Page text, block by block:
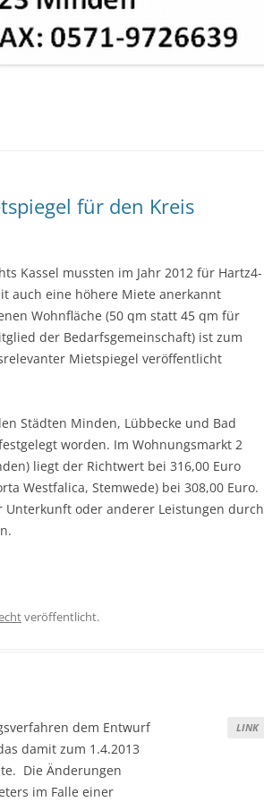
für den Kreis
Kassel mussten im Jahr 2012 für Hartz4-
auch eine höhere Miete anerkannt
Wohnfläche (50 qm statt 45 qm für
der Bedarfsgemeinschaft) ist zum
Mietspiegel veröffentlicht
Städten Minden, Lübbecke und Bad
worden. Im Wohnungsmarkt 2
liegt der Richtwert bei 316,00 Euro
Westfalica, Stemwede) bei 308,00 Euro.
Unterkunft oder anderer Leistungen durch
veröffentlicht.
LINK
dem Entwurf
damit zum 1.4.2013
Die Änderungen
im Falle einer